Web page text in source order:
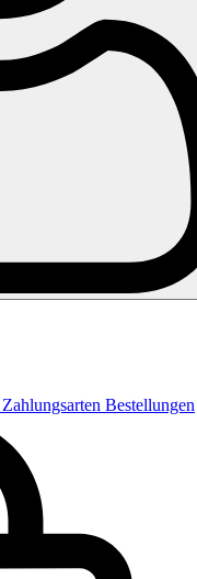
Zahlungsarten Bestellungen